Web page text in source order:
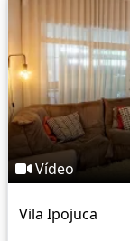
Vídeo
Vila Ipojuca